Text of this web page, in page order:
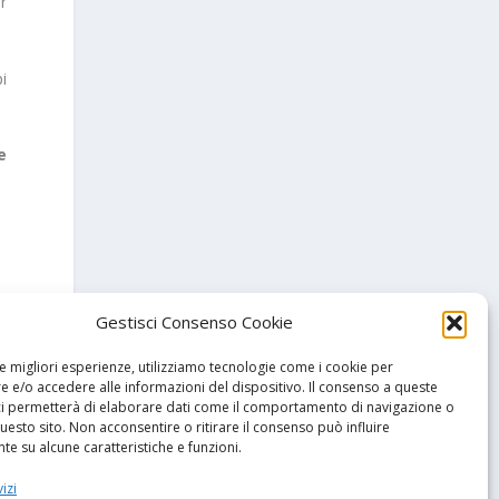
Gestisci Consenso Cookie
migliori esperienze, utilizziamo tecnologie come i cookie per
e/o accedere alle informazioni del dispositivo. Il consenso a queste
permetterà di elaborare dati come il comportamento di navigazione o
sito. Non acconsentire o ritirare il consenso può influire
su alcune caratteristiche e funzioni.